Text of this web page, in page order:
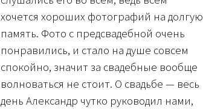
хочется хороших фотографий на долгую
память. Фото с предсвадебной очень
понравились, и стало на душе совсем
спокойно, значит за свадебные вообще
волноваться не стоит. О свадьбе — весь
день Александр чутко руководил нами,